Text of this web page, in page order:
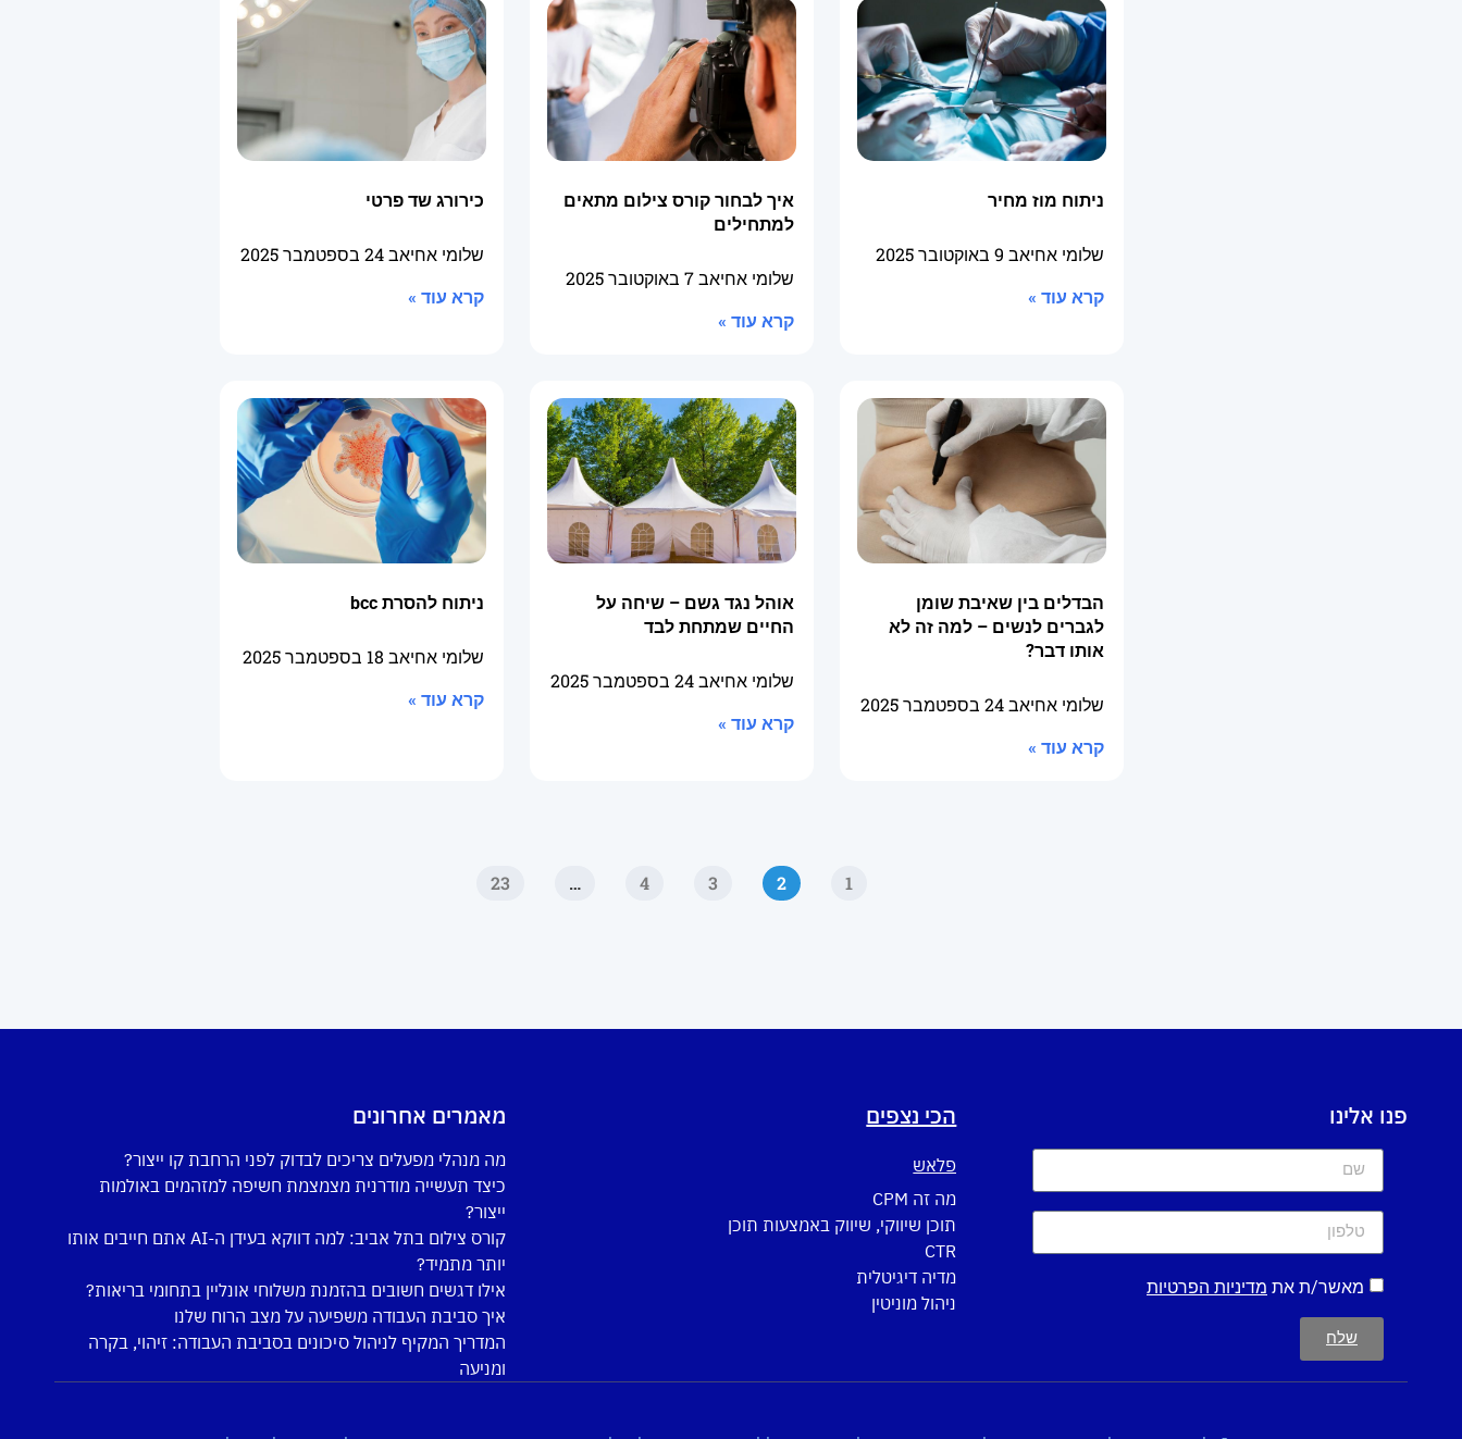
ניתוח מוז מחיר
שלומי אחיאב 9 באוקטובר 2025
קרא עוד »
איך לבחור קורס צילום מתאים
למתחילים
שלומי אחיאב7 באוקטובר 2025
קרא עוד »
כירורג שד פרטי
שלומי אחיאב24 בספטמבר 2025
קרא עוד »
הבדלים בין שאיבת שומן
לגברים לנשים – למה זה לא
אותו דבר?
שלומי אחיאב24 בספטמבר 2025
קרא עוד »
אוהל נגד גשם – שיחה על
החיים שמתחת לבד
שלומי אחיאב24 בספטמבר 2025
קרא עוד »
ניתוח להסרת bcc
שלומי אחיאב 18 בספטמבר 2025
קרא עוד »
1
2
3
4
…
23
פנו אלינו
מאשר/ת את מדיניות הפרטיות
שלח
הכי נצפים
פלאש
מה זה CPM
תוכן שיווקי, שיווק באמצעות תוכן
CTR
מדיה דיגיטלית
ניהול מוניטין
מאמרים אחרונים
מה מנהלי מפעלים צריכים לבדוק לפני הרחבת קו ייצור?
כיצד תעשייה מודרנית מצמצמת חשיפה למזהמים באולמות
ייצור?
קורס צילום בתל אביב: למה דווקא בעידן ה-AI אתם חייבים אותו
יותר מתמיד?
אילו דגשים חשובים בהזמנת משלוחי אונליין בתחומי בריאות?
איך סביבת העבודה משפיעה על מצב הרוח שלנו
המדריך המקיף לניהול סיכונים בסביבת העבודה: זיהוי, בקרה
ומניעה